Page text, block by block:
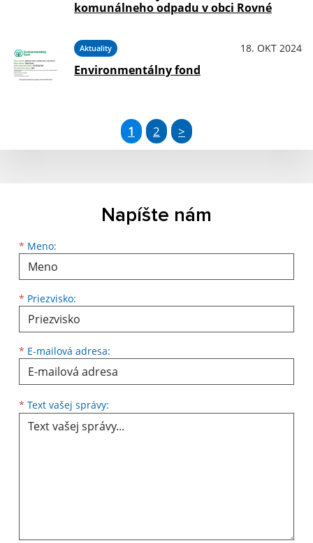
komunálneho odpadu v obci Rovné
Aktuality 18. OKT 2024
Environmentálny fond
1 2 >
Napíšte nám
* Meno:
Meno
* Priezvisko:
Priezvisko
* E-mailová adresa:
E-mailová adresa
* Text vašej správy: